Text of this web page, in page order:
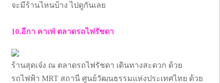
จะมีร้านไหนบ้าง ไปดูกันเลย
10.อีกา คาเฟ่ ตลาดรถไฟรัชดา
ร้านสุดเจ๋ง ณ ตลาดรถไฟรัชดา เดินทางสะดวก ด้วย
รถไฟฟ้า MRT สถานี ศูนย์วัฒนธรรมแห่งประเทศไทย ด้วย